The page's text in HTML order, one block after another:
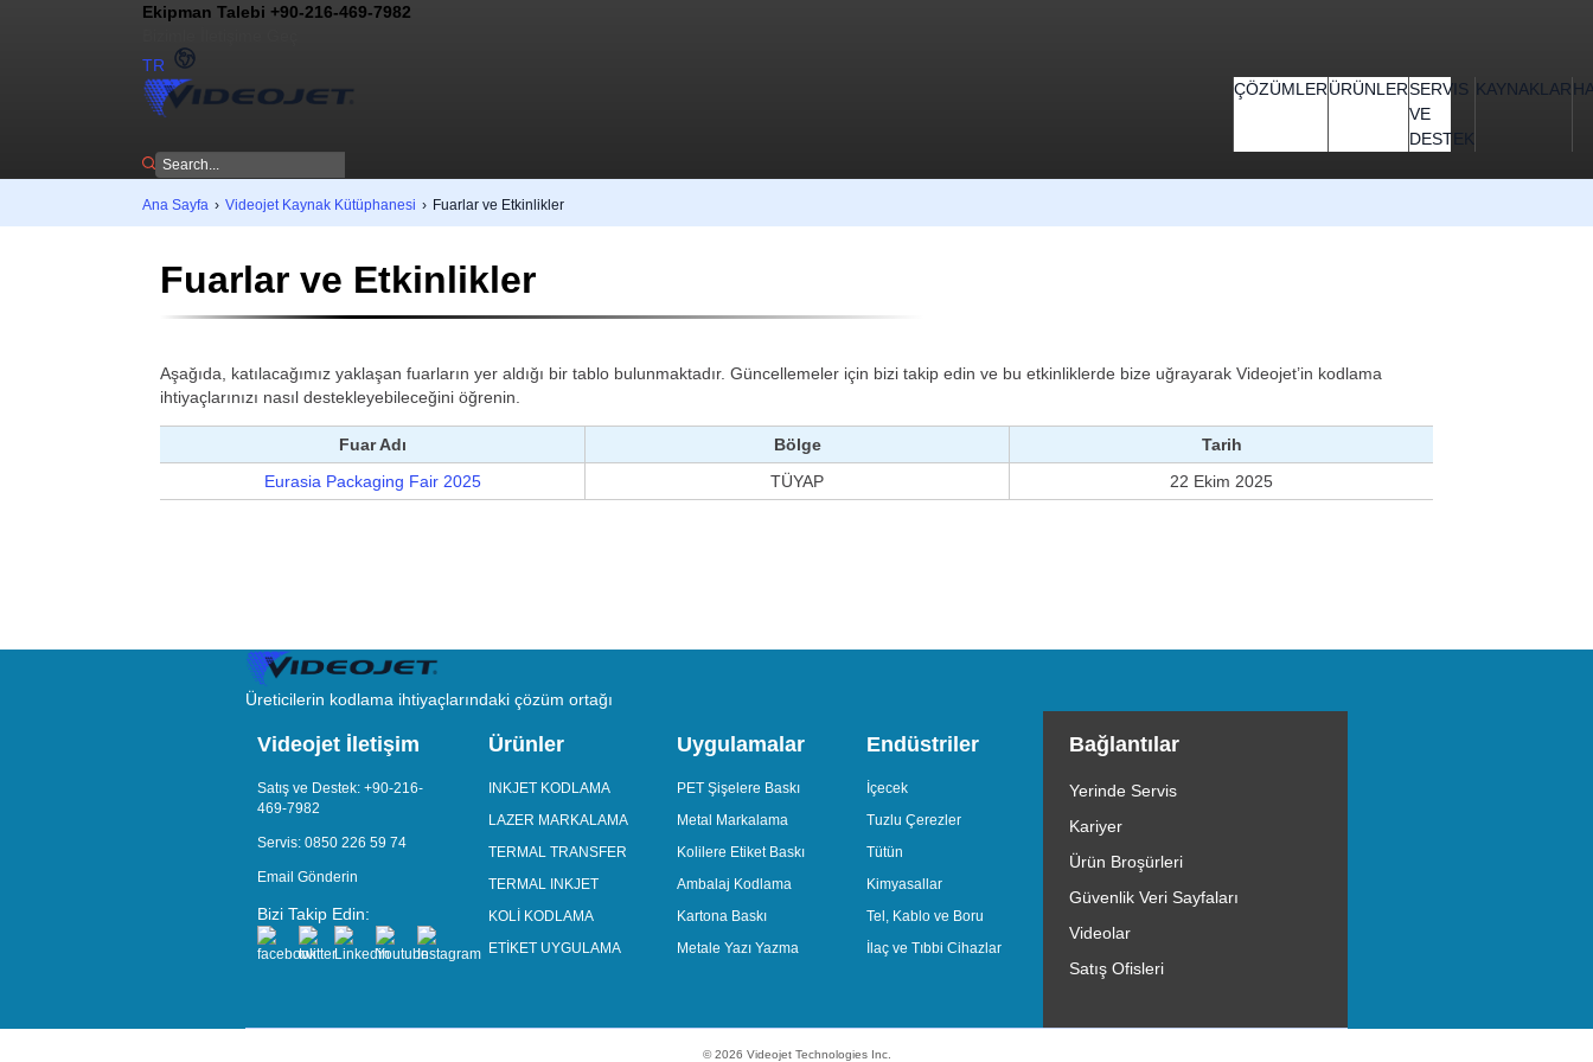
Ekipman Talebi +90-216-469-7982
TR
ÇÖZÜMLERÜRÜNLERSERVIS
VE
DESTEK
KAYNAKLAR
Ana Sayfa › Videojet Kaynak Kütüphanesi › Fuarlar ve Etkinlikler
Fuarlar ve Etkinlikler
Aşağıda, katılacağımız yaklaşan fuarların yer aldığı bir tablo bulunmaktadır. Güncellemeler için bizi takip edin ve bu etkinliklerde bize uğrayarak Videojet’in kodlama
ihtiyaçlarınızı nasıl destekleyebileceğini öğrenin.
Fuar Adı Bölge
Tarih
Eurasia Packaging Fair 2025
TÜYAP 22 Ekim 2025
Üreticilerin kodlama ihtiyaçlarındaki çözüm ortağı
Videojet İletişim
Satış ve Destek: +90-216-
469-7982
Servis: 0850 226 59 74
Email Gönderin
Bizi Takip Edin:
Ürünler
INKJET KODLAMA
LAZER MARKALAMA
TERMAL TRANSFER
TERMAL INKJET
KOLİ KODLAMA
ETİKET UYGULAMA
Uygulamalar
PET Şişelere Baskı
Metal Markalama
Kolilere Etiket Baskı
Ambalaj Kodlama
Kartona Baskı
Metale Yazı Yazma
Endüstriler
İçecek
Tuzlu Çerezler
Tütün
Kimyasallar
Tel, Kablo ve Boru
İlaç ve Tıbbi Cihazlar
Bağlantılar
Yerinde Servis
Kariyer
Ürün Broşürleri
Güvenlik Veri Sayfaları
Videolar
Satış Ofisleri
© 2026 Videojet Technologies Inc.